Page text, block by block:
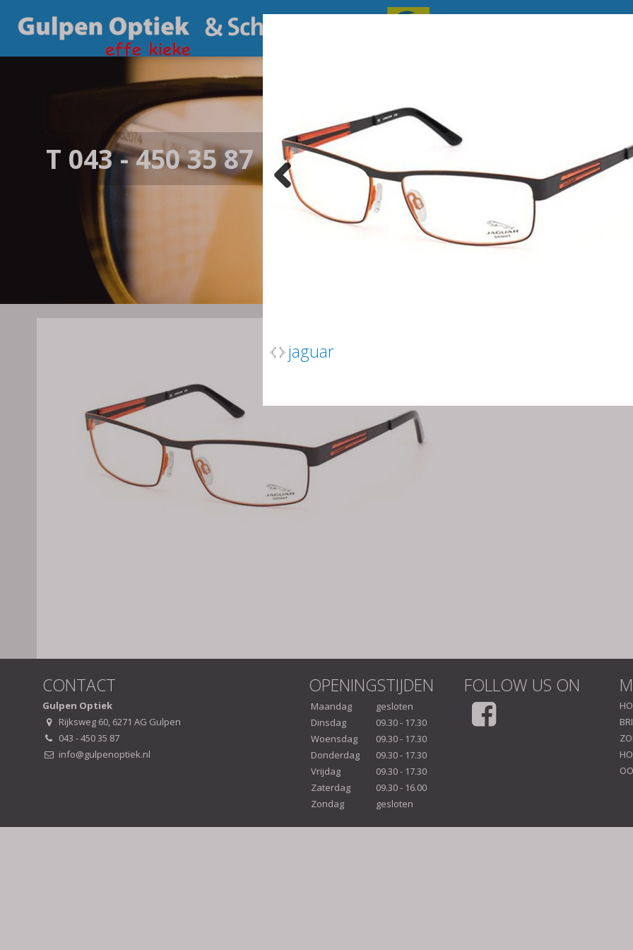
T 043 - 450 35 87
CONTACT
Gulpen Optiek
Rijksweg 60, 6271 AG Gulpen
043 - 450 35 87
info@gulpenoptiek.nl
OPENINGSTIJDEN
Maandag
gesloten
Dinsdag
09.30 - 17.30
Woensdag
09.30 - 17.30
Donderdag
09.30 - 17.30
Vrijdag
09.30 - 17.30
Zaterdag
09.30 - 16.00
Zondag
gesloten
FOLLOW US ON